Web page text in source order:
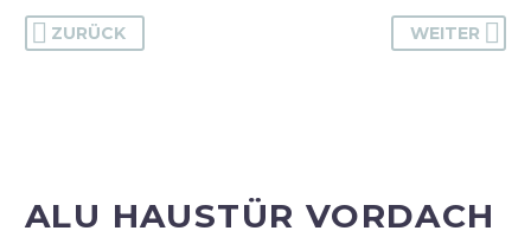
ZURÜCK WEITER
ALU HAUSTÜR VORDACH